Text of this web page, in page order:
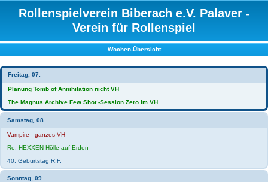
Rollenspielverein Biberach e.V. Palaver -
Verein für Rollenspiel
Wochen-Übersicht
Freitag, 07.
Planung Tomb of Annihilation nicht VH
The Magnus Archive Few Shot -Session Zero im VH
Samstag, 08.
Vampire - ganzes VH
Re: HEXXEN Hölle auf Erden
40. Geburtstag R.F.
Sonntag, 09.